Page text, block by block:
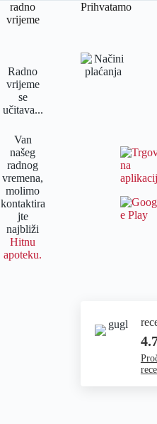
radno
vrijeme
Radno
vrijeme
se
učitava...
Van
našeg
radnog
vremena,
molimo
kontaktira
jte
najbliži
Hitnu
apoteku.
Prihvatamo